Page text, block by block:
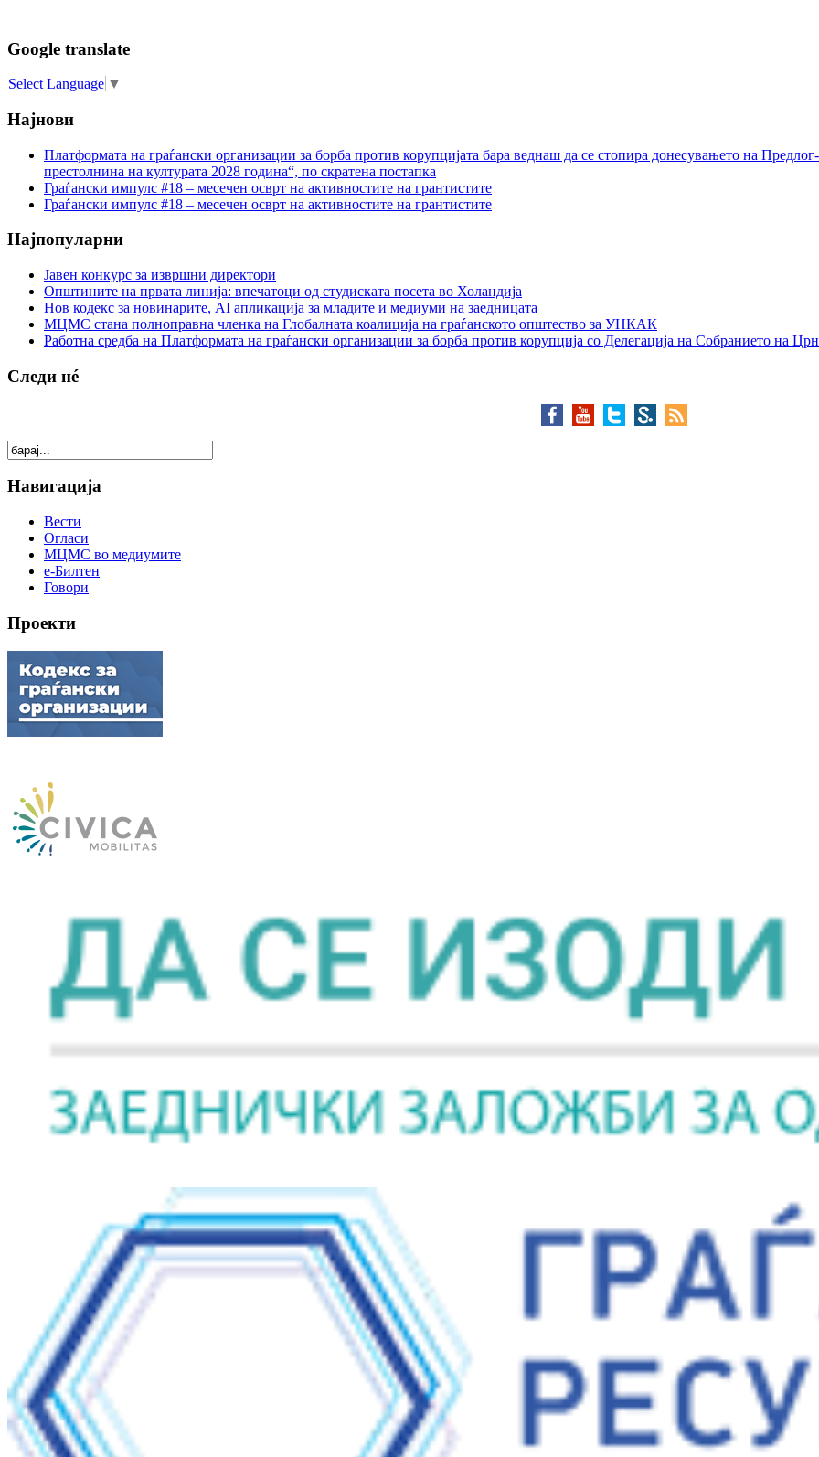
Google translate
Select Language ▼
Најнови
Платформата на граѓански организации за борба против корупцијата бара веднаш да се стопира донесувањето на
престолнина на културата 2028 година“, по скратена постапка
Граѓански импулс #18 – месечен осврт на активностите на грантистите
Граѓански импулс #18 – месечен осврт на активностите на грантистите
Најпопуларни
Јавен конкурс за извршни директори
Општините на првата линија: впечатоци од студиската посета во Холандија
Нов кодекс за новинарите, AI апликација за младите и медиуми на заедницата
МЦМС стана полноправна членка на Глобалната коалиција на граѓанското општество за УНКАК
Работна средба на Платформата на граѓански организации за борба против корупција со Делегација на Собранието на
Следи нé
Навигација
Вести
Огласи
МЦМС во медиумите
е-Билтен
Говори
Проекти